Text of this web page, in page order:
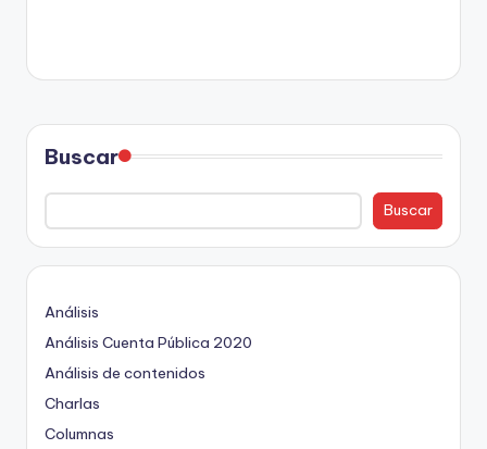
Buscar
Buscar
Análisis
Análisis Cuenta Pública 2020
Análisis de contenidos
Charlas
Columnas